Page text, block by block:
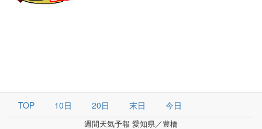
TOP 10日 20日 末日 今日
週間天気予報 愛知県／豊橋